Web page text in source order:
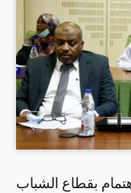
بقطاع الشباب